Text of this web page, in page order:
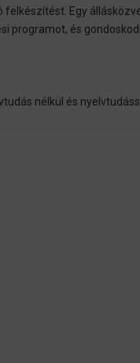
Egy
programot, és
nélkül és